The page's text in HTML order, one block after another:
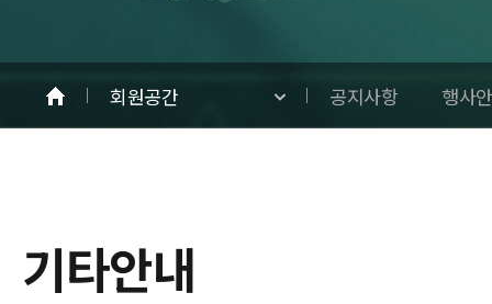
회원공간 공지사항 행사
기타안내